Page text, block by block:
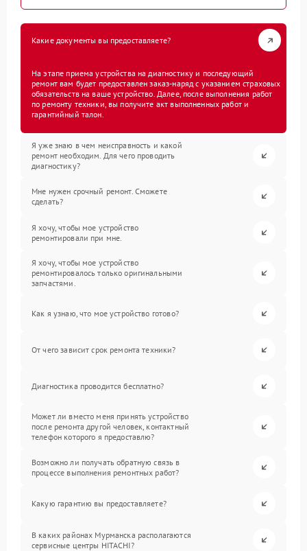
Какие документы вы предоставляете?
На этапе приема устройства на диагностику и последующий
ремонт вам будет предоставлен заказ-наряд с указанием страховых
обязательств на ваше устройство. Далее, после выполнения работ
по ремонту техники, вы получите акт выполненных работ и
гарантийный талон.
Я уже знаю в чем неисправность и какой
ремонт необходим. Для чего проводить
диагностику?
Мне нужен срочный ремонт. Сможете
сделать?
Я хочу, чтобы мое устройство
ремонтировали при мне.
Я хочу, чтобы мое устройство
ремонтировалось только оригинальными
запчастями.
Как я узнаю, что мое устройство готово?
От чего зависит срок ремонта техники?
Диагностика проводится бесплатно?
Может ли вместо меня принять устройство
после ремонта другой человек, контактный
телефон которого я предоставлю?
Возможно ли получать обратную связь в
процессе выполнения ремонтных работ?
Какую гарантию вы предоставляете?
В каких районах Мурманска располагаются
сервисные центры HITACHI?